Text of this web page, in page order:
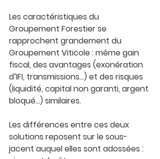
Les caractéristiques du
Groupement Forestier se
rapprochent grandement du
Groupement Viticole : même gain
fiscal, des avantages (exonération
d’IFI, transmissions…) et des risques
(liquidité, capital non garanti, argent
bloqué…) similaires.
Les différences entre ces deux
solutions reposent sur le sous-
jacent auquel elles sont adossées :